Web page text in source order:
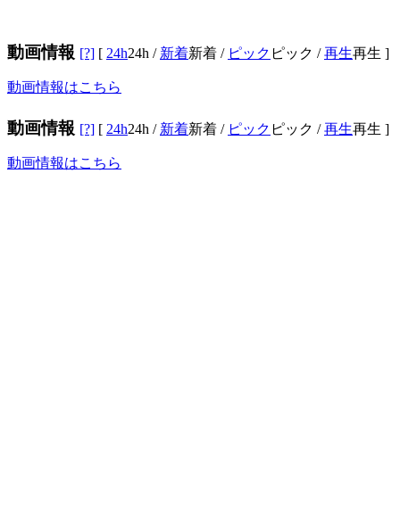
動画情報 [?] [ 24h24h / 新着新着 / ピック ピック /再生再生 ]
動画情報はこちら
動画情報 [?] [ 24h24h / 新着新着 / ピック ピック /再生再生 ]
動画情報はこちら